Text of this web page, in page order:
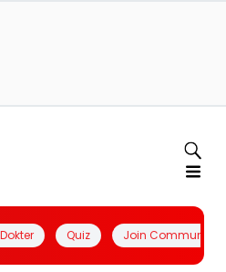
Quiz Join Community